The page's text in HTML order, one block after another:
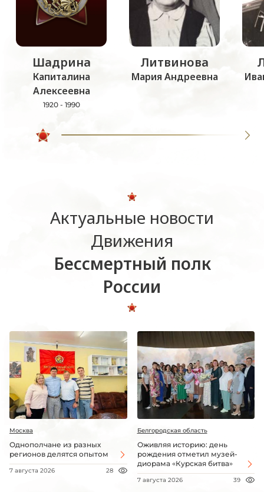
Шадрина
Капиталина
Алексеевна
1920 - 1990
Литвинова
Мария Андреевна
Актуальные новости
Движения
Бессмертный полк
России
Москва
Однополчане из разных
регионов делятся опытом
7 августа 2026 28
Белгородская область
Оживляя историю: день
рождения отметил музей-
диорама «Курская битва»
7 августа 2026 39